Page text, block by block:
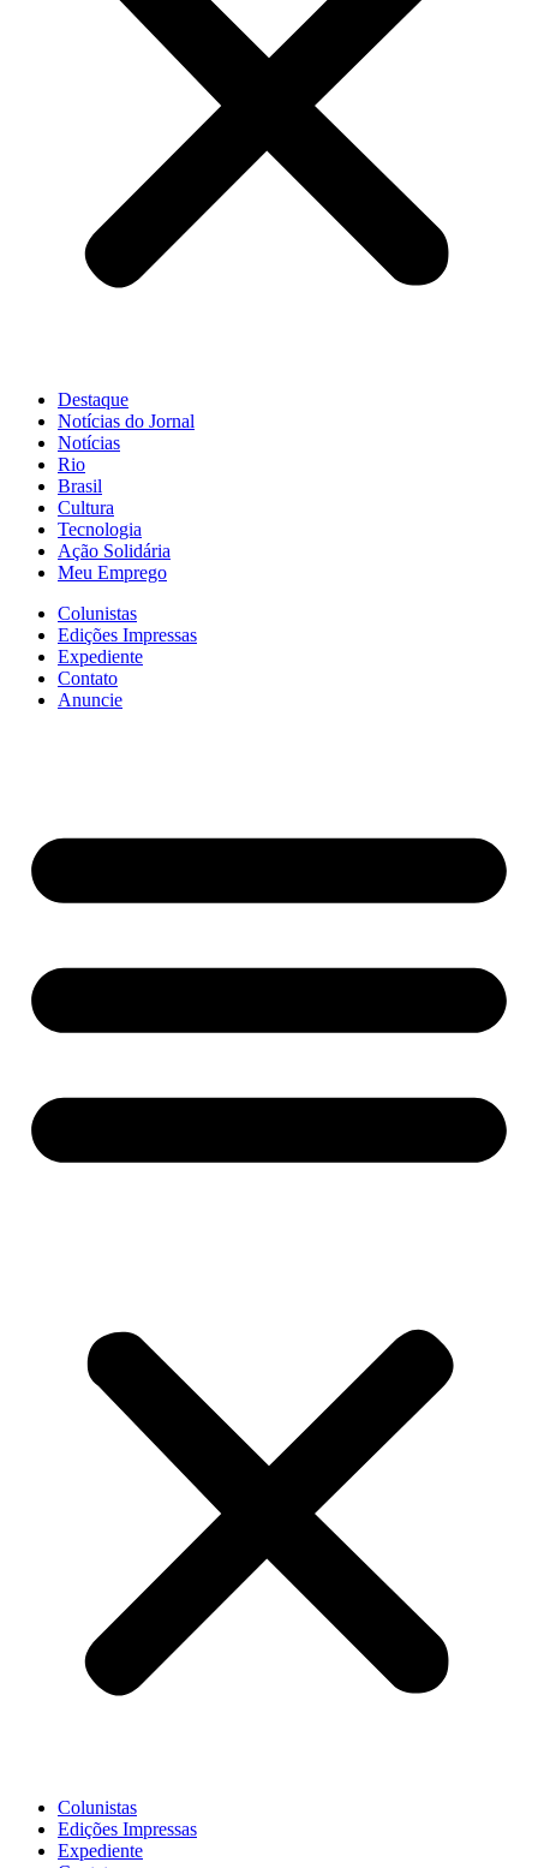
Destaque
Notícias do Jornal
Notícias
Rio
Brasil
Cultura
Tecnologia
Ação Solidária
Meu Emprego
Colunistas
Edições Impressas
Expediente
Contato
Anuncie
Colunistas
Edições Impressas
Expediente